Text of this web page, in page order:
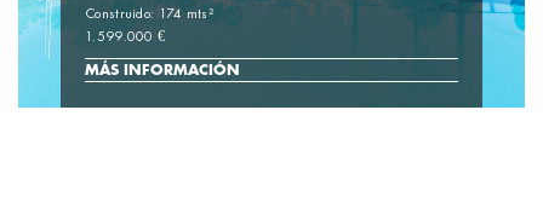
Construido: 174 mts²
1.599.000 €
MÁS INFORMACIÓN